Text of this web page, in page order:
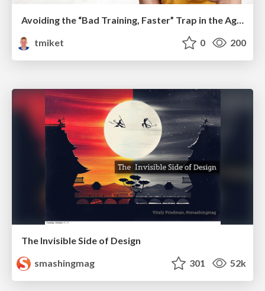
tmiket
0 200
The Invisible Side of Design
smashingmag
301 52k